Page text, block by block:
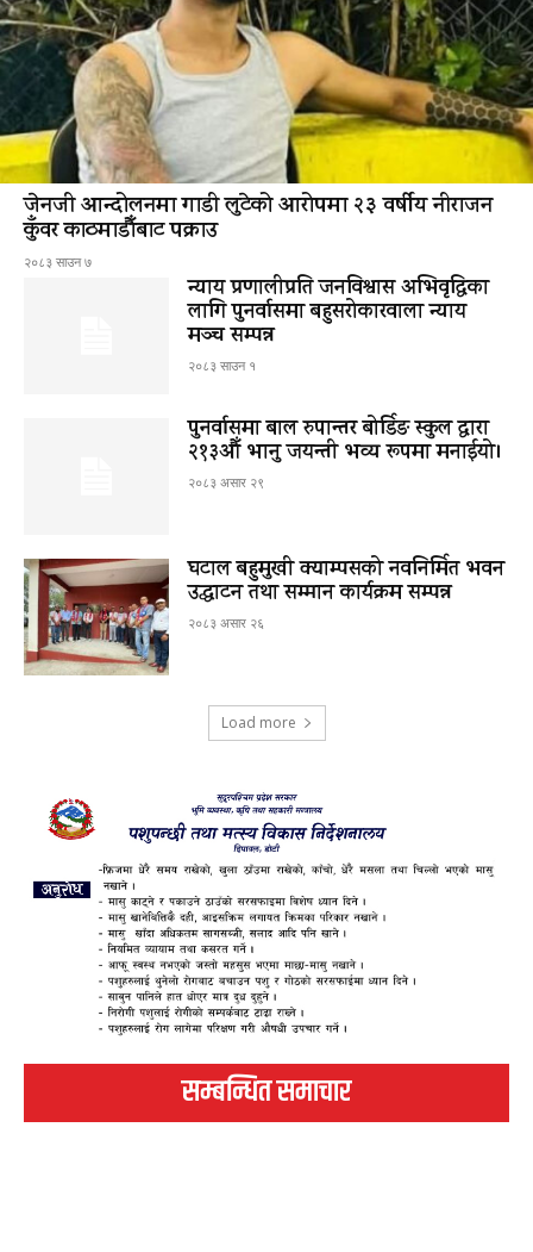
जेनजी आन्दोलनमा गाडी लुटेको आरोपमा २३ वर्षीय नीराजन
कुँवर काठमाडौँबाट पक्राउ
२०८३ साउन ७
न्याय प्रणालीप्रति जनविश्वास अभिवृद्धिका
लागि पुनर्वासमा बहुसरोकारवाला न्याय
मञ्च सम्पन्न
२०८३ साउन १
पुनर्वासमा बाल रुपान्तर बोर्डिङ स्कुल द्धारा
२१३औँ भानु जयन्ती भव्य रूपमा मनाईयो।
२०८३ असार २९
घटाल बहुमुखी क्याम्पसको नवनिर्मित भवन
उद्घाटन तथा सम्मान कार्यक्रम सम्पन्न
२०८३ असार २६
Load more
सम्बन्धित समाचार